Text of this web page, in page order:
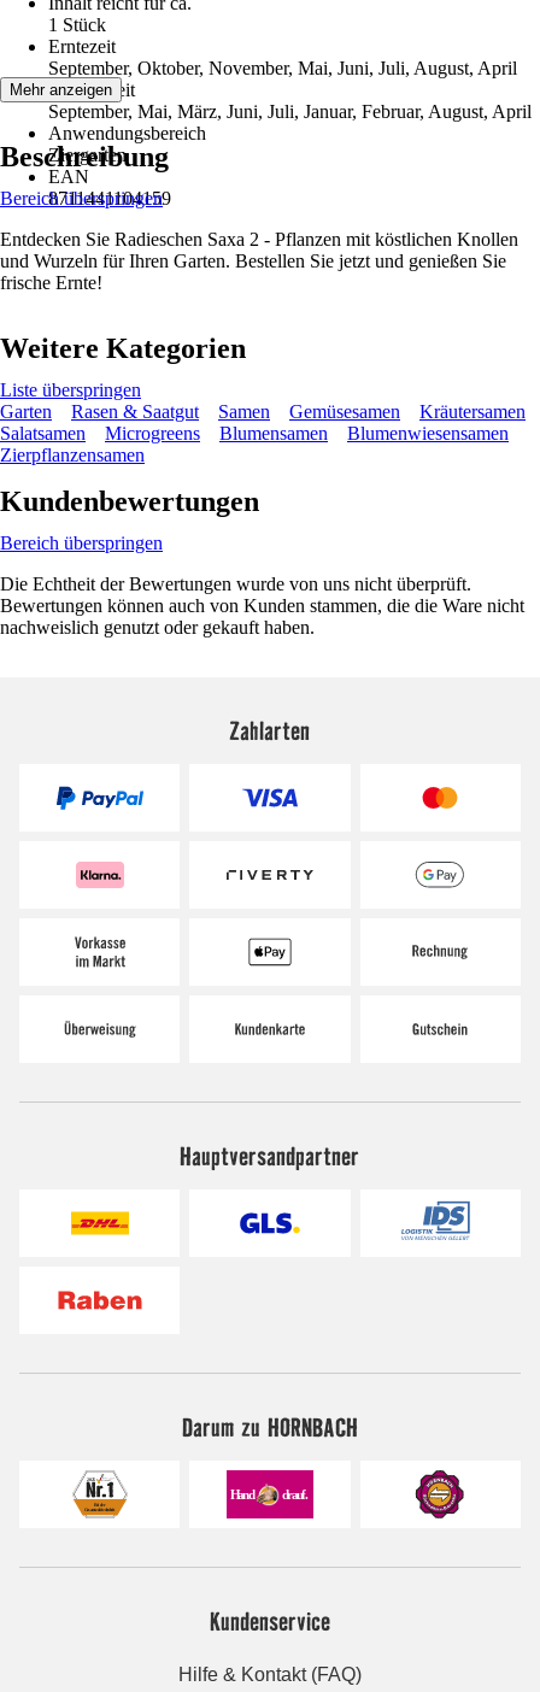
1 Stück
Erntezeit
September, Oktober, November, Mai, Juni, Juli, August, April
Aussaatzeit
September, Mai, März, Juni, Juli, Januar, Februar, August, April
Anwendungsbereich
Ziergarten
EAN
8711441104159
Mehr anzeigen
Beschreibung
Bereich überspringen
Entdecken Sie Radieschen Saxa 2 - Pflanzen mit köstlichen Knollen
und Wurzeln für Ihren Garten. Bestellen Sie jetzt und genießen Sie
frische Ernte!
Weitere Kategorien
Liste überspringen
Garten
Rasen & Saatgut Samen Gemüsesamen
Kräutersamen
Salatsamen
Microgreens Blumensamen
Blumenwiesensamen
Zierpflanzensamen
Kundenbewertungen
Bereich überspringen
Die Echtheit der Bewertungen wurde von uns nicht überprüft.
Bewertungen können auch von Kunden stammen, die die Ware nicht
nachweislich genutzt oder gekauft haben.
Zahlarten
Hauptversandpartner
Darum zu HORNBACH
Kundenservice
Hilfe & Kontakt (FAQ)